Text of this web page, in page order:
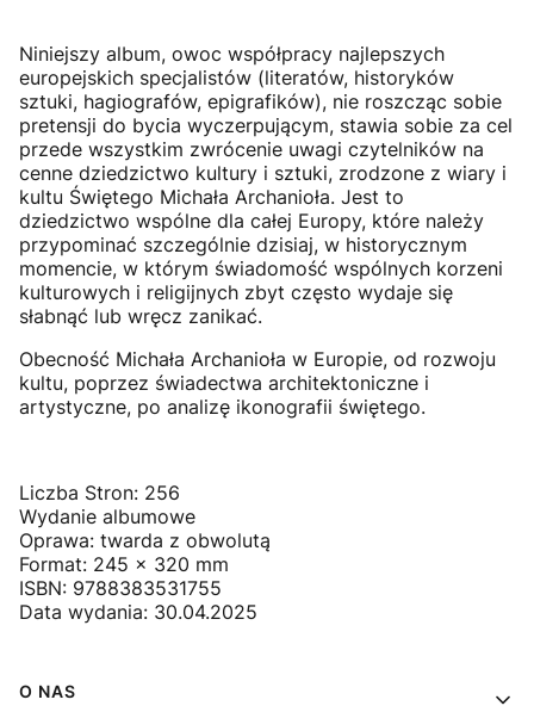
Niniejszy album, owoc współpracy najlepszych
europejskich specjalistów (literatów, historyków
sztuki, hagiografów, epigrafików), nie roszcząc sobie
pretensji do bycia wyczerpującym, stawia sobie za cel
przede wszystkim zwrócenie uwagi czytelników na
cenne dziedzictwo kultury i sztuki, zrodzone z wiary i
kultu Świętego Michała Archanioła. Jest to
dziedzictwo wspólne dla całej Europy, które należy
przypominać szczególnie dzisiaj, w historycznym
momencie, w którym świadomość wspólnych korzeni
kulturowych i religijnych zbyt często wydaje się
słabnąć lub wręcz zanikać.
Obecność Michała Archanioła w Europie, od rozwoju
kultu, poprzez świadectwa architektoniczne i
artystyczne, po analizę ikonografii świętego.
Liczba Stron: 256
Wydanie albumowe
Oprawa: twarda z obwolutą
Format: 245 x 320 mm
ISBN: 9788383531755
Data wydania: 30.04.2025
Linki w stopce
O NAS